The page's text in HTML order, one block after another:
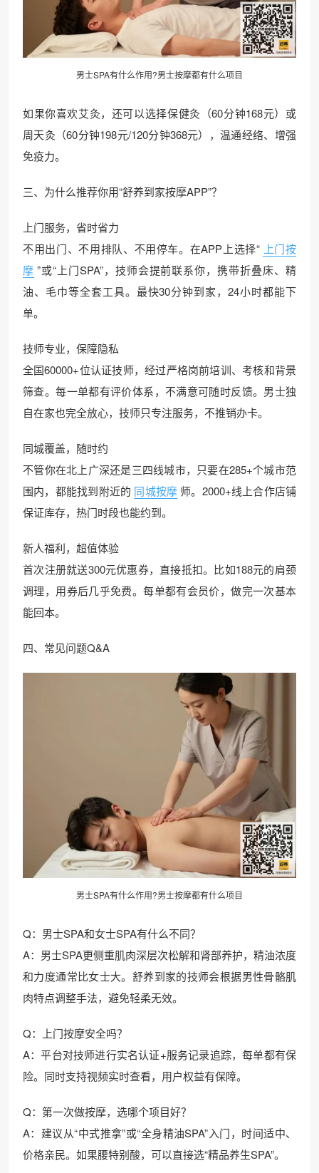
男士SPA有什么作用?男士按摩都有什么项目
如果你喜欢艾灸，还可以选择保健灸（60分钟168元）或
周天灸（60分钟198元/120分钟368元），温通经络、增强
免疫力。
三、为什么推荐你用“舒养到家按摩APP”？
上门服务，省时省力
不用出门、不用排队、不用停车。在APP上选择“ 上门按
摩 ”或“上门SPA”，技师会提前联系你，携带折叠床、精
油、毛巾等全套工具。最快30分钟到家，24小时都能下
单。
技师专业，保障隐私
全国60000+位认证技师，经过严格岗前培训、考核和背景
筛查。每一单都有评价体系，不满意可随时反馈。男士独
自在家也完全放心，技师只专注服务，不推销办卡。
同城覆盖，随时约
不管你在北上广深还是三四线城市，只要在285+个城市范
围内，都能找到附近的 同城按摩 师。2000+线上合作店铺
保证库存，热门时段也能约到。
新人福利，超值体验
首次注册就送300元优惠券，直接抵扣。比如188元的肩颈
调理，用券后几乎免费。每单都有会员价，做完一次基本
能回本。
四、常见问题Q&A
男士SPA有什么作用?男士按摩都有什么项目
Q：男士SPA和女士SPA有什么不同？
A：男士SPA更侧重肌肉深层次松解和肾部养护，精油浓度
和力度通常比女士大。舒养到家的技师会根据男性骨骼肌
肉特点调整手法，避免轻柔无效。
Q：上门按摩安全吗？
A：平台对技师进行实名认证+服务记录追踪，每单都有保
险。同时支持视频实时查看，用户权益有保障。
Q：第一次做按摩，选哪个项目好？
A：建议从“中式推拿”或“全身精油SPA”入门，时间适中、
价格亲民。如果腰特别酸，可以直接选“精品养生SPA”。